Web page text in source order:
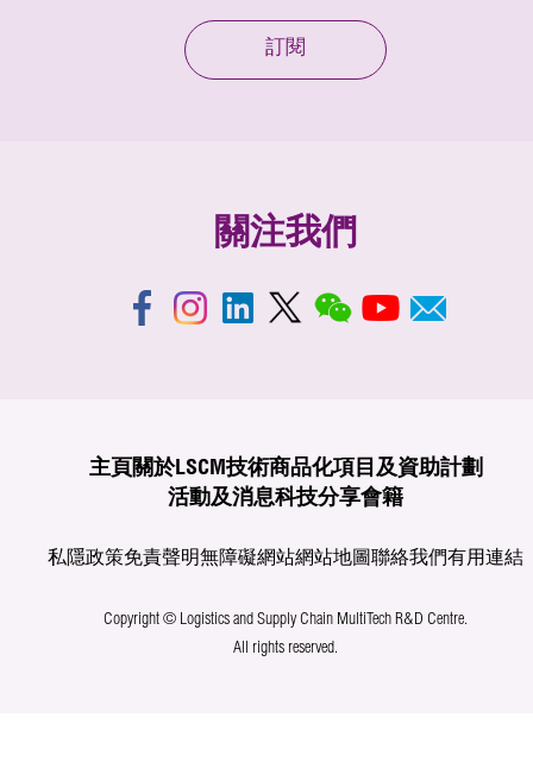
訂閱
關注我們
主頁關於LSCM技術商品化項目及資助計劃
活動及消息科技分享會籍
私隱政策免責聲明無障礙網站網站地圖聯絡我們有用連結
Copyright © Logistics and Supply Chain MultiTech R&D Centre.
All rights reserved.